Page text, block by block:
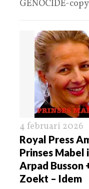
GENOCIDE-
4 februari 2026
Royal Press
Prinses
Arpad Busson
Zoekt – Idem